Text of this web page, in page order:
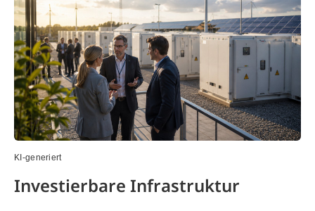
KI-generiert
Investierbare Infrastruktur